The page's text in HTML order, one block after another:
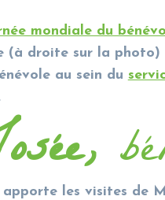
mondiale du
(à droite sur la
au sein du
apporte les visites de